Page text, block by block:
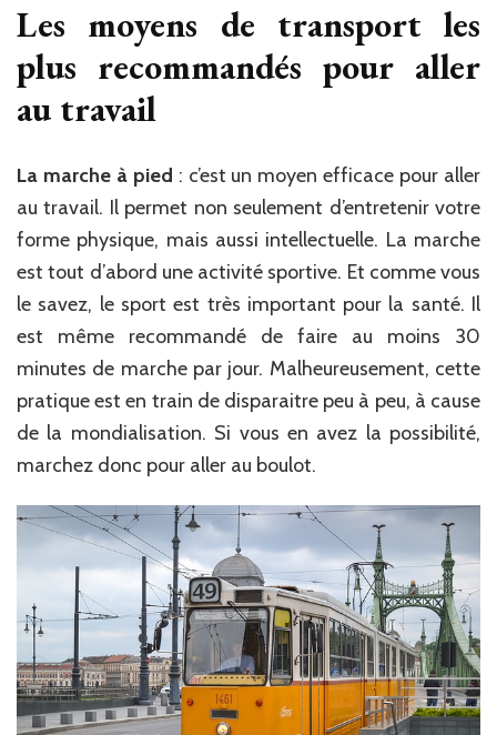
Les moyens de transport les
plus recommandés pour aller
au travail
La marche à pied : c’est un moyen efficace pour aller
au travail. Il permet non seulement d’entretenir votre
forme physique, mais aussi intellectuelle. La marche
est tout d’abord une activité sportive. Et comme vous
le savez, le sport est très important pour la santé. Il
est même recommandé de faire au moins 30
minutes de marche par jour. Malheureusement, cette
pratique est en train de disparaitre peu à peu, à cause
de la mondialisation. Si vous en avez la possibilité,
marchez donc pour aller au boulot.